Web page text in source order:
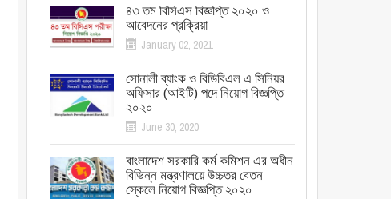
৪৩ তম বিসিএস বিজ্ঞপ্তি ২০২০ ও
আবেদনের প্রক্রিয়া
January 02, 2021
সোনালী ব্যাংক ও বিডিবিএল এ সিনিয়র
অফিসার (আইটি) পদে নিয়োগ বিজ্ঞপ্তি
২০২০
June 30, 2020
বাংলাদেশ সরকারি কর্ম কমিশন এর অধীন
বিভিন্ন মন্ত্রণালয়ে উচ্চতর বেতন
স্কেলে নিয়োগ বিজ্ঞপ্তি ২০২০